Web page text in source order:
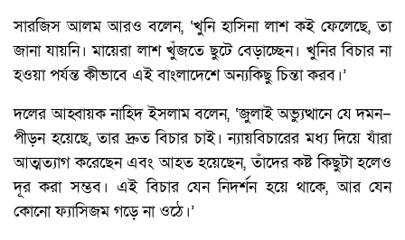
সারজিস আলম আরও বলেন, ‘খুনি হাসিনা লাশ কই ফেলেছে, তা
জানা যায়নি। মায়েরা লাশ খুঁজতে ছুটে বেড়াচ্ছেন। খুনির বিচার না
হওয়া পর্যন্ত কীভাবে এই বাংলাদেশে অন্যকিছু চিন্তা করব।’
দলের আহ্বায়ক নাহিদ ইসলাম বলেন, ‘জুলাই অভ্যুত্থানে যে দমন–
পীড়ন হয়েছে, তার দ্রুত বিচার চাই। ন্যায়বিচারের মধ্য দিয়ে যাঁরা
আত্মত্যাগ করেছেন এবং আহত হয়েছেন, তাঁদের কষ্ট কিছুটা হলেও
দূর করা সম্ভব। এই বিচার যেন নিদর্শন হয়ে থাকে, আর যেন
কোনো ফ্যাসিজম গড়ে না ওঠে।’